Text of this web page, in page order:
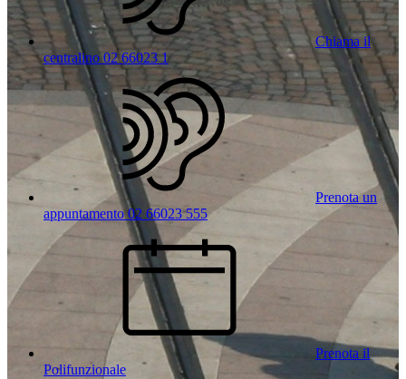
Chiama il
centralino 02 66023 1
Prenota un
appuntamento 02 66023 555
Prenota il
Polifunzionale